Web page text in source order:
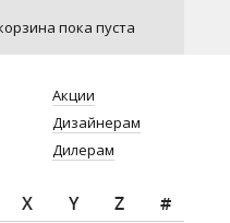
пока пуста
Акции
Дизайнерам
Дилерам
X Y Z #